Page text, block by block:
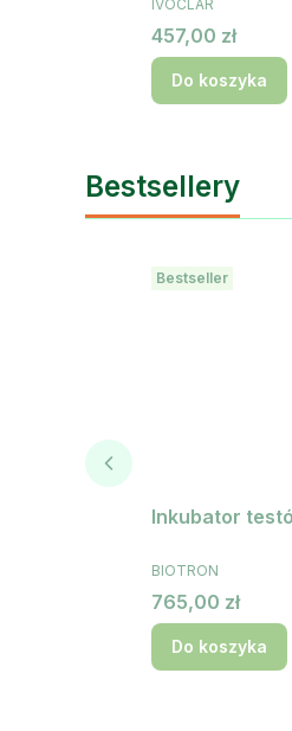
IVOCLAR
Cena
457,00 zł
Do koszyka
Bestsellery
Bestseller
Inkubator
PRODUCENT
BIOTRON
Cena
765,00 zł
Do koszyka